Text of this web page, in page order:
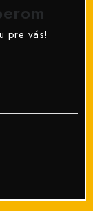
pre vás!